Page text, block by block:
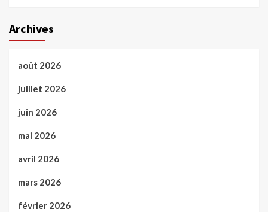
Archives
août 2026
juillet 2026
juin 2026
mai 2026
avril 2026
mars 2026
février 2026